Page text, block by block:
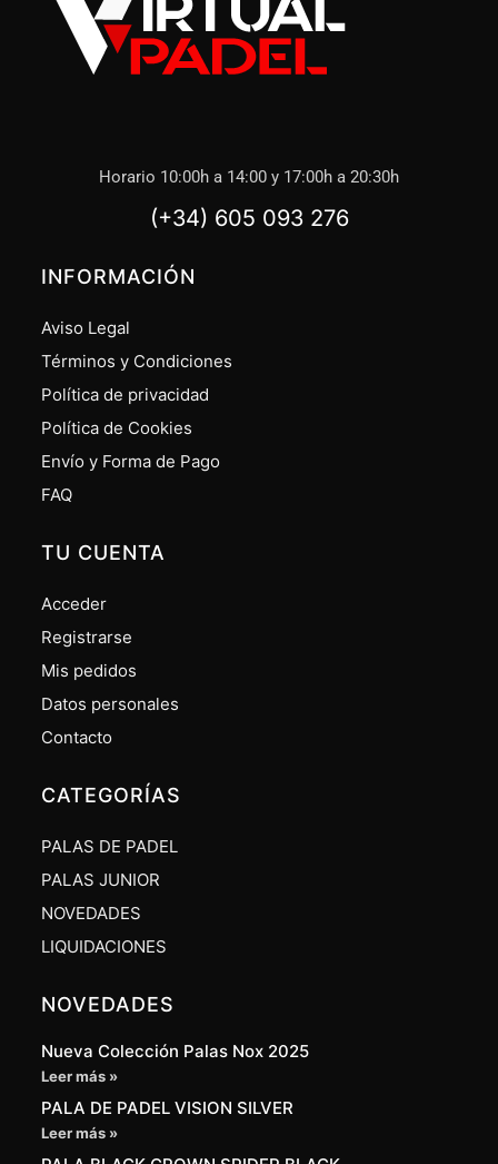
Horario 10:00h a 14:00 y 17:00h a 20:30h
(+34) 605 093 276
INFORMACIÓN
Aviso Legal
Términos y Condiciones
Política de privacidad
Política de Cookies
Envío y Forma de Pago
FAQ
TU CUENTA
Acceder
Registrarse
Mis pedidos
Datos personales
Contacto
CATEGORÍAS
PALAS DE PADEL
PALAS JUNIOR
NOVEDADES
LIQUIDACIONES
NOVEDADES
Nueva Colección Palas Nox 2025
Leer más »
PALA DE PADEL VISION SILVER
Leer más »